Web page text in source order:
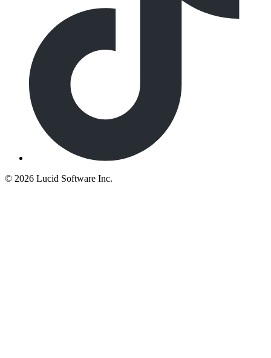
© 2026 Lucid Software Inc.